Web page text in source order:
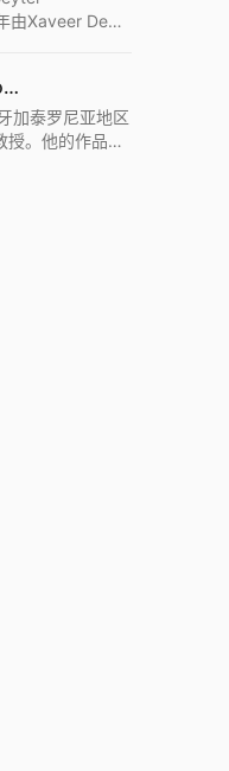
社会学进步。
Architizer
Firm，2020 IF
由Xaveer De
业团队和国际
·凡·德罗奖、
。XDGA主张
托尼·希罗内斯｜Toni Gironès
加泰罗尼亚地区
。他的作品深